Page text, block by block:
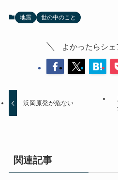
地震 世の中のこと
よかったらシェ
浜岡原発が危ない
関連記事